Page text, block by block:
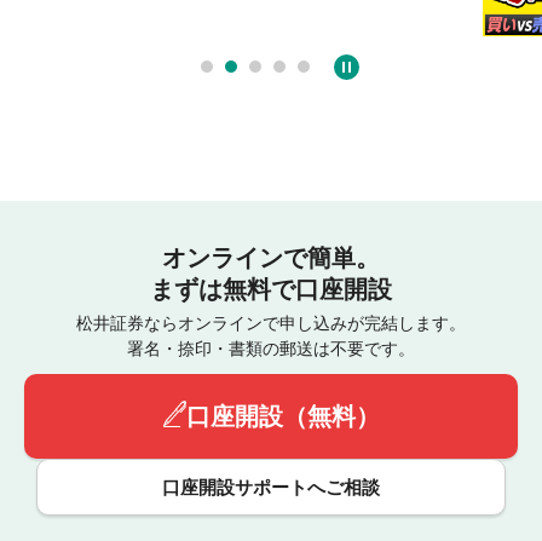
オンラインで簡単。
まずは無料で口座開設
松井証券ならオンラインで申し込みが完結します。
署名・捺印・書類の郵送は不要です。
口座開設（無料）
口座開設サポートへご相談